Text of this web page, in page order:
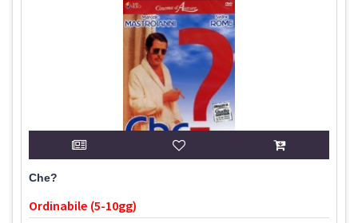
Che?
Ordinabile (5-10gg)